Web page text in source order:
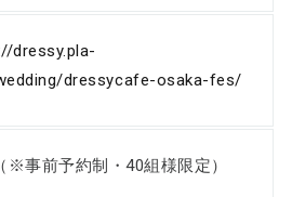
dressy.pla-
dressycafe-osaka-fes/
※事前予約制・40組様限定）